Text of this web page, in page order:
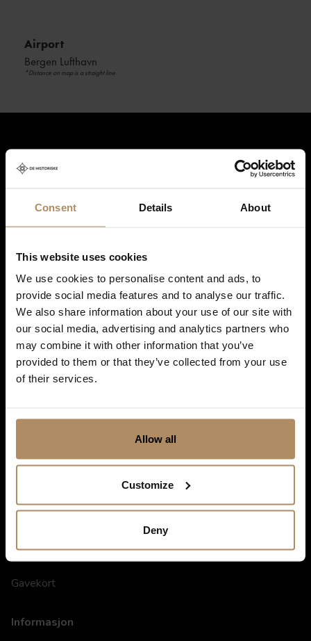
Consent Details About
This website uses cookies
We use cookies to personalise content and ads, to
provide social media features and to analyse our traffic.
We also share information about your use of our site with
our social media, advertising and analytics partners who
may combine it with other information that you’ve
provided to them or that they’ve collected from your use
of their services.
Allow all
Customize
Deny
Airport
Bergen Lufthavn
*Distance on map is a straight line
Hold deg oppdatert på nyheter, og få spennende reisetilbud som
frister!*
kan oppheve abonnementet når som helst. Hvis du vil ha mer informasjon
om vår praksis for personvern og hvordan vi forplikter oss til å beskytte ditt
personvern, kan du se våre retningslinjer
Snarveier
Spisesteder
Gavekort
Informasjon